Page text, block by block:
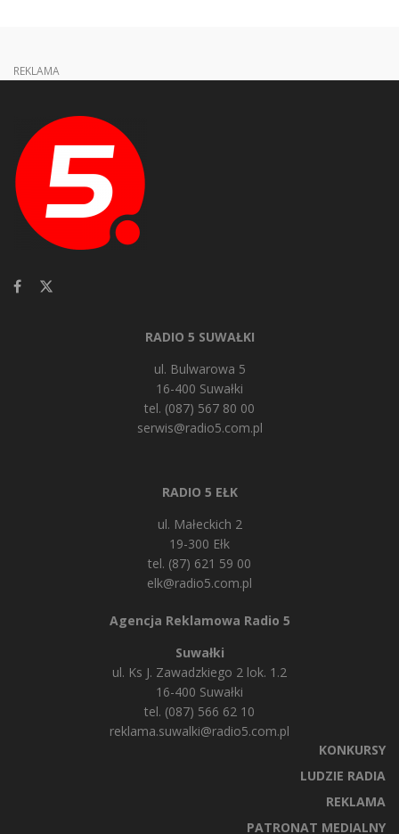
REKLAMA
RADIO 5 SUWAŁKI
ul. Bulwarowa 5
16-400 Suwałki
tel. (087) 567 80 00
serwis@radio5.com.pl
RADIO 5 EŁK
ul. Małeckich 2
19-300 Ełk
tel. (87) 621 59 00
elk@radio5.com.pl
Agencja Reklamowa Radio 5
Suwałki
ul. Ks J. Zawadzkiego 2 lok. 1.2
16-400 Suwałki
tel. (087) 566 62 10
reklama.suwalki@radio5.com.pl
KONKURSY
LUDZIE RADIA
REKLAMA
PATRONAT MEDIALNY